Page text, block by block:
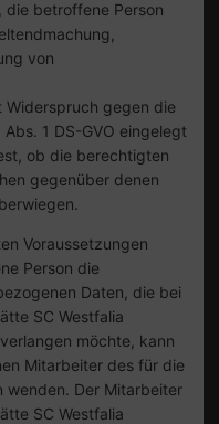
die betroffene Person
von
Widerspruch gegen die
1 DS-GVO eingelegt
ob die berechtigten
gegenüber denen
Voraussetzungen
Person die
Daten, die bei
SC Westfalia
möchte, kann
Mitarbeiter des für die
wenden. Der Mitarbeiter
SC Westfalia